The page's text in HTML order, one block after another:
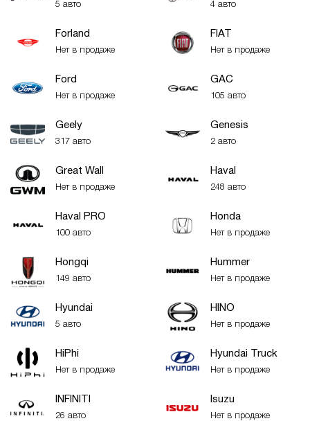
5 авто 4 авто
Forland
Нет в продаже
FIAT
Нет в продаже
Ford
Нет в продаже
GAC
105 авто
Geely
317 авто
Genesis
2 авто
Great Wall
Нет в продаже
Haval
248 авто
Haval PRO
100 авто
Honda
Нет в продаже
Hongqi
149 авто
Hummer
Нет в продаже
Hyundai
5 авто
HINO
Нет в продаже
HiPhi
Нет в продаже
Hyundai Truck
Нет в продаже
INFINITI
26 авто
Isuzu
Нет в продаже